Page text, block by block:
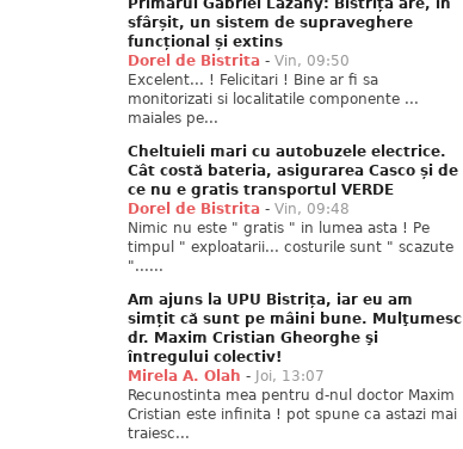
Primarul Gabriel Lazany: Bistrița are, în
sfârșit, un sistem de supraveghere
funcțional și extins
Dorel de Bistrita - Vin, 09:50
Excelent... ! Felicitari ! Bine ar fi sa
monitorizati si localitatile componente ...
maiales pe...
Cheltuieli mari cu autobuzele electrice.
Cât costă bateria, asigurarea Casco și de
ce nu e gratis transportul VERDE
Dorel de Bistrita - Vin, 09:48
Nimic nu este " gratis " in lumea asta ! Pe
timpul " exploatarii... costurile sunt " scazute
"......
Am ajuns la UPU Bistrița, iar eu am
simțit că sunt pe mâini bune. Mulţumesc
dr. Maxim Cristian Gheorghe şi
întregului colectiv!
Mirela A. Olah - Joi, 13:07
Recunostinta mea pentru d-nul doctor Maxim
Cristian este infinita ! pot spune ca astazi mai
traiesc...